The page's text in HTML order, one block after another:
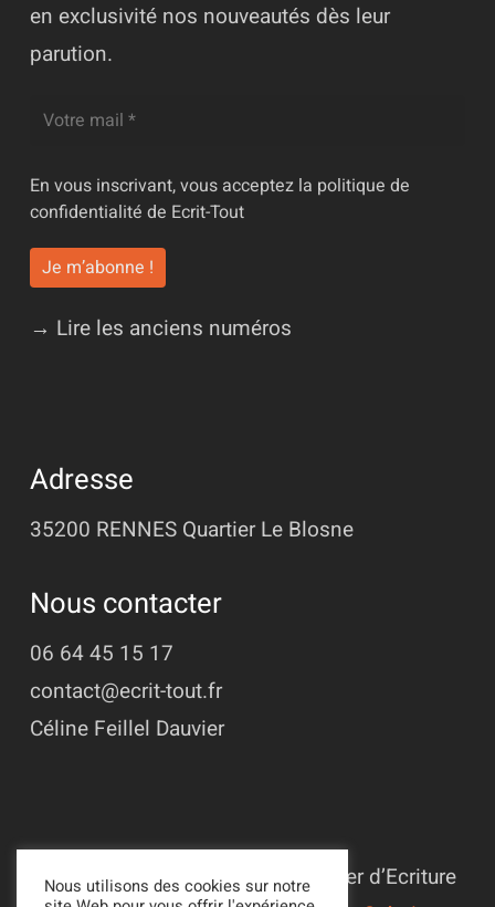
en exclusivité nos nouveautés dès leur
parution.
En vous inscrivant, vous acceptez la politique de
confidentialité de Ecrit-Tout
→ Lire les anciens numéros
Adresse
35200 RENNES Quartier Le Blosne
Nous contacter
06 64 45 15 17
contact@ecrit-tout.fr
Céline Feillel Dauvier
© 2022 - 2026 Association L’Atelier d’Ecriture
Nous utilisons des cookies sur notre